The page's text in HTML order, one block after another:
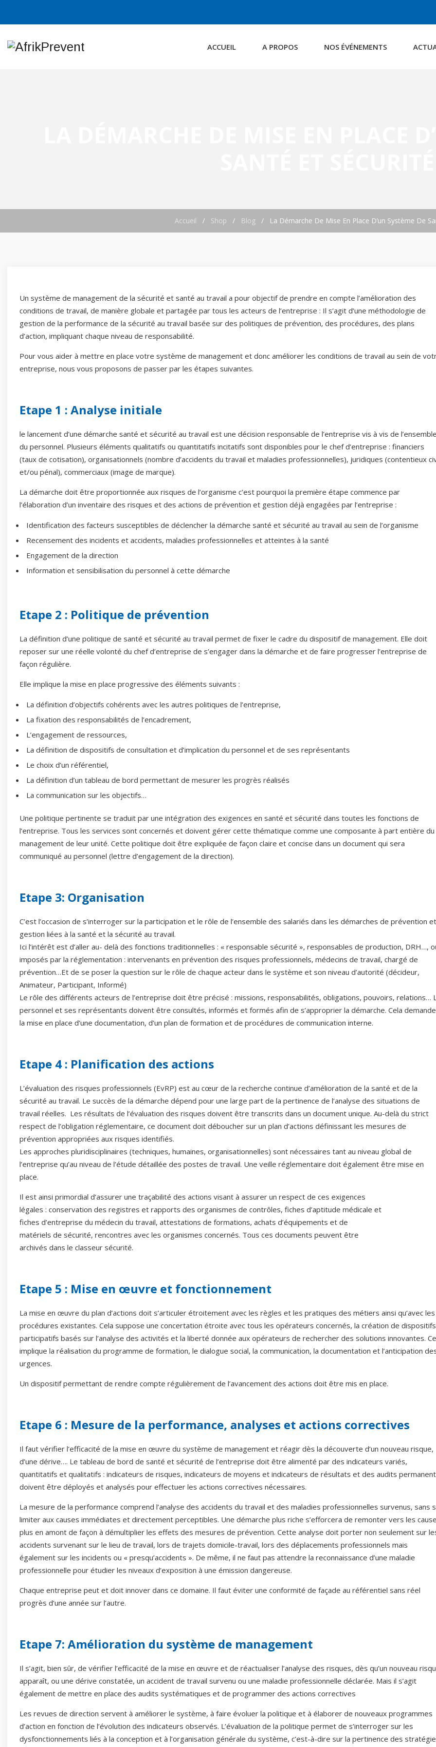
ACCUEIL A PROPOS NOS ÉVÉNEMENTS
Accueil / Shop / Blog / La Démarche De Mise En Place D’un Système De
Un système de management de la sécurité et santé au travail a pour objectif de prendre en compte l’amélioration des
conditions de travail, de manière globale et partagée par tous les acteurs de l’entreprise : Il s’agit d’une méthodologie de
gestion de la performance de la sécurité au travail basée sur des politiques de prévention, des procédures, des plans
d’action, impliquant chaque niveau de responsabilité.
Pour vous aider à mettre en place votre système de management et donc améliorer les conditions de travail au sein de
entreprise, nous vous proposons de passer par les étapes suivantes.
Etape 1 : Analyse initiale
le lancement d’une démarche santé et sécurité au travail est une décision responsable de l’entreprise vis à vis de l’ensemble
du personnel. Plusieurs éléments qualitatifs ou quantitatifs incitatifs sont disponibles pour le chef d’entreprise : financiers
(taux de cotisation), organisationnels (nombre d’accidents du travail et maladies professionnelles), juridiques (contentieux
et/ou pénal), commerciaux (image de marque).
La démarche doit être proportionnée aux risques de l’organisme c’est pourquoi la première étape commence par
l’élaboration d’un inventaire des risques et des actions de prévention et gestion déjà engagées par l’entreprise :
Identification des facteurs susceptibles de déclencher la démarche santé et sécurité au travail au sein de l’organisme
Recensement des incidents et accidents, maladies professionnelles et atteintes à la santé
Engagement de la direction
Information et sensibilisation du personnel à cette démarche
Etape 2 : Politique de prévention
La définition d’une politique de santé et sécurité au travail permet de fixer le cadre du dispositif de management. Elle doit
reposer sur une réelle volonté du chef d’entreprise de s’engager dans la démarche et de faire progresser l’entreprise de
façon régulière.
Elle implique la mise en place progressive des éléments suivants :
La définition d’objectifs cohérents avec les autres politiques de l’entreprise,
La fixation des responsabilités de l’encadrement,
L’engagement de ressources,
La définition de dispositifs de consultation et d’implication du personnel et de ses représentants
Le choix d’un référentiel,
La définition d’un tableau de bord permettant de mesurer les progrès réalisés
La communication sur les objectifs…
Une politique pertinente se traduit par une intégration des exigences en santé et sécurité dans toutes les fonctions de
l’entreprise. Tous les services sont concernés et doivent gérer cette thématique comme une composante à part entière du
management de leur unité. Cette politique doit être expliquée de façon claire et concise dans un document qui sera
communiqué au personnel (lettre d’engagement de la direction).
Etape 3: Organisation
C’est l’occasion de s’interroger sur la participation et le rôle de l’ensemble des salariés dans les démarches de prévention et
gestion liées à la santé et la sécurité au travail.
Ici l’intérêt est d’aller au- delà des fonctions traditionnelles : « responsable sécurité », responsables de production, DRH…,
imposés par la réglementation : intervenants en prévention des risques professionnels, médecins de travail, chargé de
prévention…Et de se poser la question sur le rôle de chaque acteur dans le système et son niveau d’autorité (décideur,
Animateur, Participant, Informé)
Le rôle des différents acteurs de l’entreprise doit être précisé : missions, responsabilités, obligations, pouvoirs, relations…
personnel et ses représentants doivent être consultés, informés et formés afin de s’approprier la démarche. Cela demande
la mise en place d’une documentation, d’un plan de formation et de procédures de communication interne.
Etape 4 : Planification des actions
L’évaluation des risques professionnels (EvRP) est au cœur de la recherche continue d’amélioration de la santé et de la
sécurité au travail. Le succès de la démarche dépend pour une large part de la pertinence de l’analyse des situations de
travail réelles. Les résultats de l’évaluation des risques doivent être transcrits dans un document unique. Au-delà du strict
respect de l’obligation réglementaire, ce document doit déboucher sur un plan d’actions définissant les mesures de
prévention appropriées aux risques identifiés.
Les approches pluridisciplinaires (techniques, humaines, organisationnelles) sont nécessaires tant au niveau global de
l’entreprise qu’au niveau de l’étude détaillée des postes de travail. Une veille réglementaire doit également être mise en
place.
Il est ainsi primordial d’assurer une traçabilité des actions visant à assurer un respect de ces exigences
légales : conservation des registres et rapports des organismes de contrôles, fiches d’aptitude médicale et
fiches d’entreprise du médecin du travail, attestations de formations, achats d’équipements et de
matériels de sécurité, rencontres avec les organismes concernés. Tous ces documents peuvent être
archivés dans le classeur sécurité.
Etape 5 : Mise en œuvre et fonctionnement
La mise en œuvre du plan d’actions doit s’articuler étroitement avec les règles et les pratiques des métiers ainsi qu’avec les
procédures existantes. Cela suppose une concertation étroite avec tous les opérateurs concernés, la création de dispositifs
participatifs basés sur l’analyse des activités et la liberté donnée aux opérateurs de rechercher des solutions innovantes.
implique la réalisation du programme de formation, le dialogue social, la communication, la documentation et l’anticipation
urgences.
Un dispositif permettant de rendre compte régulièrement de l’avancement des actions doit être mis en place.
Etape 6 : Mesure de la performance, analyses et actions correctives
Il faut vérifier l’efficacité de la mise en œuvre du système de management et réagir dès la découverte d’un nouveau risque,
d’une dérive…. Le tableau de bord de santé et sécurité de l’entreprise doit être alimenté par des indicateurs variés,
quantitatifs et qualitatifs : indicateurs de risques, indicateurs de moyens et indicateurs de résultats et des audits
doivent être déployés et analysés pour effectuer les actions correctives nécessaires.
La mesure de la performance comprend l’analyse des accidents du travail et des maladies professionnelles survenus, sans
limiter aux causes immédiates et directement perceptibles. Une démarche plus riche s’efforcera de remonter vers les
plus en amont de façon à démultiplier les effets des mesures de prévention. Cette analyse doit porter non seulement sur
accidents survenant sur le lieu de travail, lors de trajets domicile-travail, lors des déplacements professionnels mais
également sur les incidents ou « presqu’accidents ». De même, il ne faut pas attendre la reconnaissance d’une maladie
professionnelle pour étudier les niveaux d’exposition à une émission dangereuse.
Chaque entreprise peut et doit innover dans ce domaine. Il faut éviter une conformité de façade au référentiel sans réel
progrès d’une année sur l’autre.
Etape 7: Amélioration du système de management
Il s’agit, bien sûr, de vérifier l’efficacité de la mise en œuvre et de réactualiser l’analyse des risques, dès qu’un nouveau
apparaît, ou une dérive constatée, un accident de travail survenu ou une maladie professionnelle déclarée. Mais il s’agit
également de mettre en place des audits systématiques et de programmer des actions correctives
Les revues de direction servent à améliorer le système, à faire évoluer la politique et à élaborer de nouveaux programmes
d’action en fonction de l’évolution des indicateurs observés. L’évaluation de la politique permet de s’interroger sur les
dysfonctionnements liés à la conception et à l’organisation générale du système, c’est-à-dire sur la pertinence des